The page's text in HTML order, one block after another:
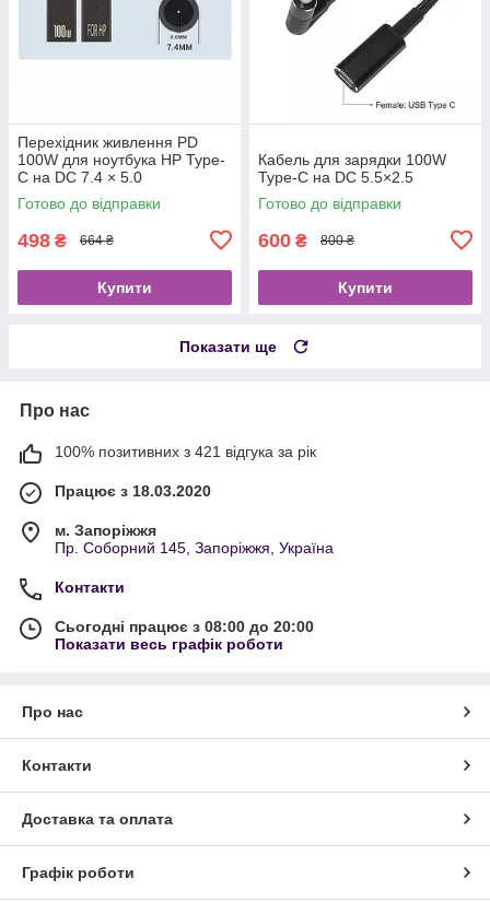
Перехідник живлення PD
100W для ноутбука HP Type-
C на DC 7.4 × 5.0
Готово до відправки
498 ₴ 664 ₴
Купити
Кабель для зарядки 100W
Type-C на DC 5.5×2.5
Готово до відправки
600 ₴ 800 ₴
Купити
Показати ще
Про нас
100% позитивних з 421 відгука за рік
Працює з 18.03.2020
м. Запоріжжя
Пр. Соборний 145, Запоріжжя, Україна
Контакти
Сьогодні працює з 08:00 до 20:00
Показати весь графік роботи
Про нас
Контакти
Доставка та оплата
Графік роботи